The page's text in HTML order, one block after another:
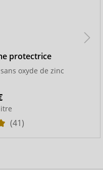
protectrice
oxyde de zinc
(41)